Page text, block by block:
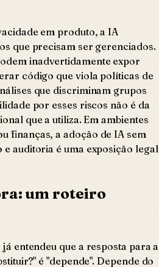
em produto, a IA
que precisam ser gerenciados.
inadvertidamente expor
código que viola políticas de
que discriminam grupos
por esses riscos não é da
que a utiliza. Em ambientes
finanças, a adoção de IA sem
auditoria é uma exposição legal
um roteiro
entendeu que a resposta para a
é "depende". Depende do